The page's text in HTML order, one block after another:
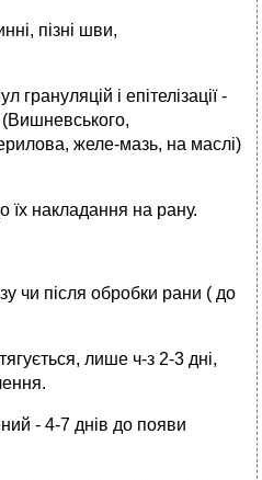
пізні шви,
грануляцій і епітелізації -
(Вишневського,
желе-мазь, на маслі)
їх накладання на рану.
чи після обробки рани ( до
лише ч-з 2-3 дні,
- 4-7 днів до появи